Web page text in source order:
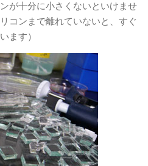
が十分に小さくないといけませ
コンまで離れていないと、すぐ
ます）